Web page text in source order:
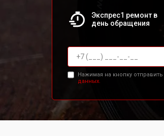
Экспрес1 ремонт в
день обращения
Нажимая на кнопку
данных.